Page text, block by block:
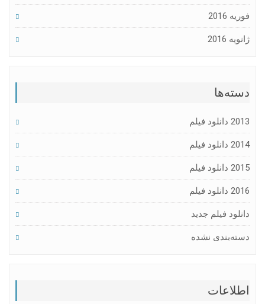
فوریه 2016
ژانویه 2016
دسته‌ها
2013 دانلود فیلم
2014 دانلود فیلم
2015 دانلود فیلم
2016 دانلود فیلم
دانلود فیلم جدید
دسته‌بندی نشده
اطلاعات